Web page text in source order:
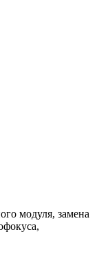
модуля, замена